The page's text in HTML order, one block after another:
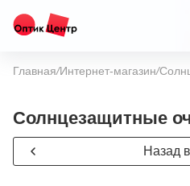
Главная/Интернет-магазин/
Солнцезащитные
Назад